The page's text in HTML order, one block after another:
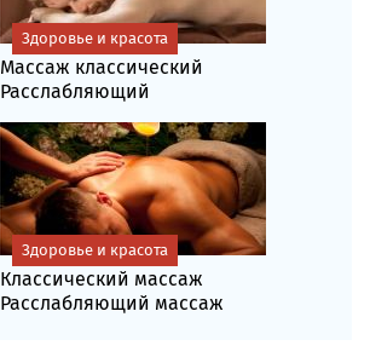
Массаж классический
Расслабляющий
Здоровье и красота
Классический массаж
Расслабляющий массаж
Здоровье и красота